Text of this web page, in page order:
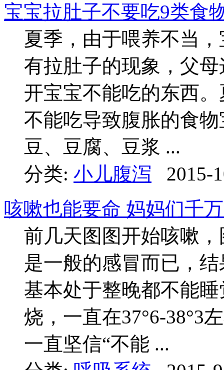
宝宝拉肚子不要吃9类食
夏季，由于喂养不当
有拉肚子的现象，父
开宝宝不能吃的东西
不能吃导致腹胀的食
豆、豆腐、豆浆 ...
分类: 小儿腹泻
2015-
咳嗽也能要命 妈妈们千
前几天图图开始咳嗽
是一般的感冒而已，
基本处于整晚都不能
烧，一直在37°6-38°3
一直坚信“不能 ...